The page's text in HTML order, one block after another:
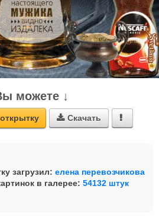
можете ↓
 Скачать 
загрузил: елена перевозчикова
в галерее: 54132 штук